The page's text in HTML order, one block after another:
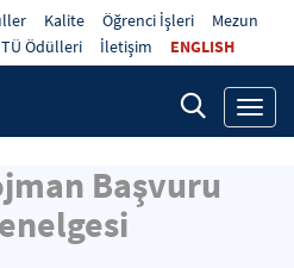
Kalite Öğrenci İşleri
Mezun
Ödülleri İletişim ENGLISH
Başvuru